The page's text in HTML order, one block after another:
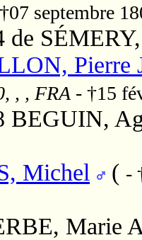
septembre
de
Pierre
, , FRA - †15
BEGUIN,
Michel ( -
Marie